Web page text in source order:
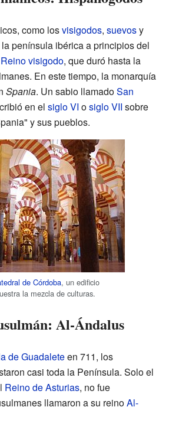
como losvisigodos, suevosy
península ibérica a principios del
Reino visigodo, que duró hasta la
En este tiempo, la monarquía
Spania. Un sabio llamadoSan
en el siglo VI osiglo VII sobre
y sus pueblos.
de Córdoba, un edificio
la mezcla de culturas.
Al-Ándalus
de Guadaleteen 711, los
casi toda la Península. Solo el
Reino de Asturias, no fue
llamaron a su reinoAl-